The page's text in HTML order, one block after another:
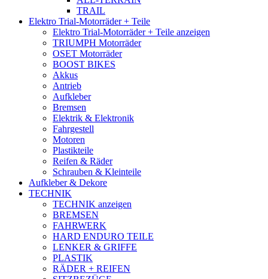
TRAIL
Elektro Trial-Motorräder + Teile
Elektro Trial-Motorräder + Teile anzeigen
TRIUMPH Motorräder
OSET Motorräder
BOOST BIKES
Akkus
Antrieb
Aufkleber
Bremsen
Elektrik & Elektronik
Fahrgestell
Motoren
Plastikteile
Reifen & Räder
Schrauben & Kleinteile
Aufkleber & Dekore
TECHNIK
TECHNIK anzeigen
BREMSEN
FAHRWERK
HARD ENDURO TEILE
LENKER & GRIFFE
PLASTIK
RÄDER + REIFEN